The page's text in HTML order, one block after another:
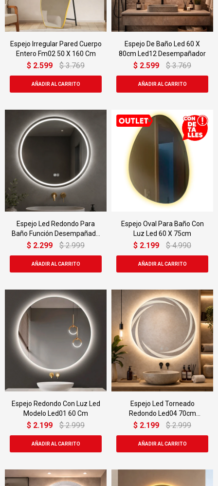
Espejo Irregular Pared Cuerpo
Entero Fm02 50 X 160 Cm
$ 2.599 $ 3.769
Espejo De Baño Led 60 X
80cm Led12 Desempañador
$ 2.599 $ 3.769
Espejo Led Redondo Para
Baño Función Desempañado
Led02 60cm
$ 2.299 $ 2.999
Espejo Oval Para Baño Con
Luz Led 60 X 75cm
$ 2.199 $ 4.990
Espejo Redondo Con Luz Led
Modelo Led01 60 Cm
$ 2.199 $ 2.999
Espejo Led Torneado
Redondo Led04 70cm
Desempañador
$ 2.199 $ 2.999